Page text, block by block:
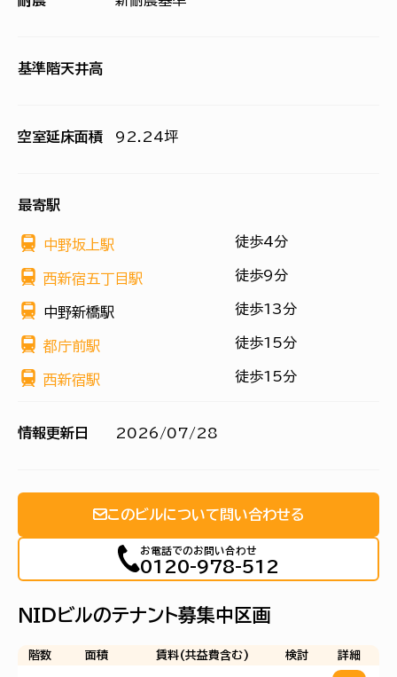
基準階天井高
空室延床面積 92.24坪
最寄駅
中野坂上駅 徒歩4分
西新宿五丁目駅 徒歩9分
中野新橋駅 徒歩13分
都庁前駅 徒歩15分
西新宿駅 徒歩15分
情報更新日 2026/07/28
このビルについて問い合わせる
お電話でのお問い合わせ
0120-978-512
ＮＩＤビルのテナント募集中区画
階数 面積 賃料(共益費含む) 検討 詳細